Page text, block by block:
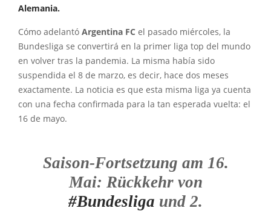
Alemania.
Cómo adelantó Argentina FC el pasado miércoles, la
Bundesliga se convertirá en la primer liga top del mundo
en volver tras la pandemia. La misma había sido
suspendida el 8 de marzo, es decir, hace dos meses
exactamente. La noticia es que esta misma liga ya cuenta
con una fecha confirmada para la tan esperada vuelta: el
16 de mayo.
Saison-Fortsetzung am 16.
Mai: Rückkehr von
#Bundesliga und 2.